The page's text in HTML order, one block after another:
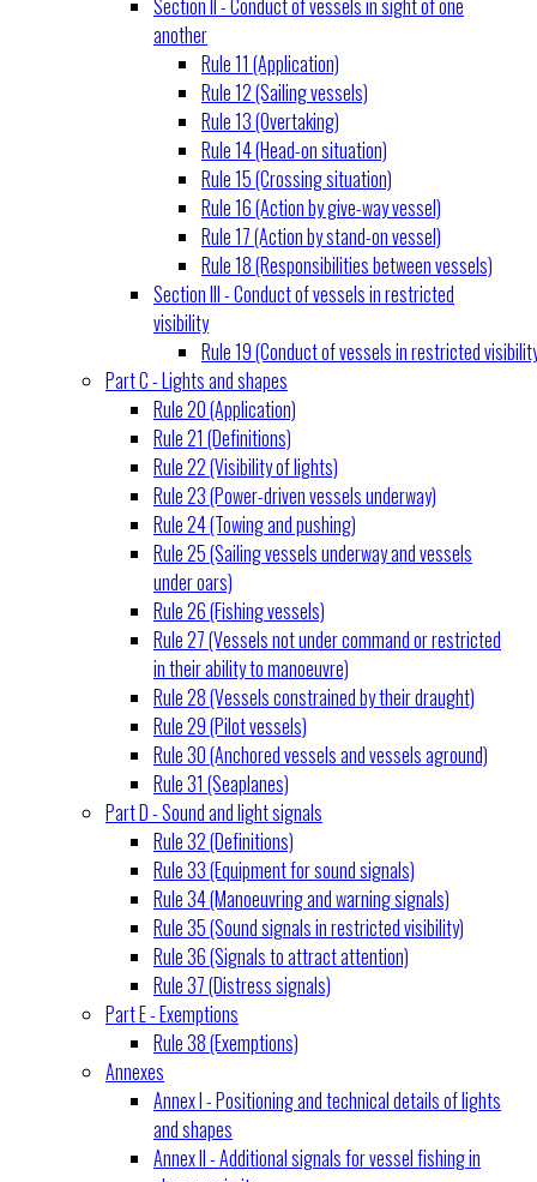
Section II - Conduct of vessels in sight of one
another
Rule 11 (Application)
Rule 12 (Sailing vessels)
Rule 13 (Overtaking)
Rule 14 (Head-on situation)
Rule 15 (Crossing situation)
Rule 16 (Action by give-way vessel)
Rule 17 (Action by stand-on vessel)
Rule 18 (Responsibilities between vessels)
Section III - Conduct of vessels in restricted
visibility
Rule 19 (Conduct of vessels in restricted
Part C - Lights and shapes
Rule 20 (Application)
Rule 21 (Definitions)
Rule 22 (Visibility of lights)
Rule 23 (Power-driven vessels underway)
Rule 24 (Towing and pushing)
Rule 25 (Sailing vessels underway and vessels
under oars)
Rule 26 (Fishing vessels)
Rule 27 (Vessels not under command or restricted
in their ability to manoeuvre)
Rule 28 (Vessels constrained by their draught)
Rule 29 (Pilot vessels)
Rule 30 (Anchored vessels and vessels aground)
Rule 31 (Seaplanes)
Part D - Sound and light signals
Rule 32 (Definitions)
Rule 33 (Equipment for sound signals)
Rule 34 (Manoeuvring and warning signals)
Rule 35 (Sound signals in restricted visibility)
Rule 36 (Signals to attract attention)
Rule 37 (Distress signals)
Part E - Exemptions
Rule 38 (Exemptions)
Annexes
Annex I - Positioning and technical details of lights
and shapes
Annex II - Additional signals for vessel fishing in